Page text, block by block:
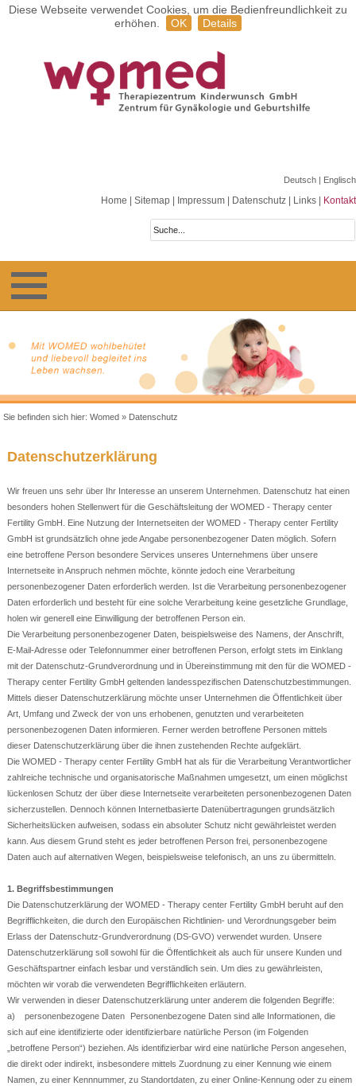
Diese Webseite verwendet Cookies, um die Bedienfreundlichkeit zu
erhöhen.
OK Details
Deutsch | Englisch
Home Sitemap Impressum Datenschutz Links Kontakt
Sie befinden sich hier:Womed » Datenschutz
Datenschutzerklärung
Wir freuen uns sehr über Ihr Interesse an unserem Unternehmen. Datenschutz hat einen
besonders hohen Stellenwert für die Geschäftsleitung der WOMED - Therapy center
Fertility GmbH. Eine Nutzung der Internetseiten der WOMED - Therapy center Fertility
GmbH ist grundsätzlich ohne jede Angabe personenbezogener Daten möglich. Sofern
eine betroffene Person besondere Services unseres Unternehmens über unsere
Internetseite in Anspruch nehmen möchte, könnte jedoch eine Verarbeitung
personenbezogener Daten erforderlich werden. Ist die Verarbeitung personenbezogener
Daten erforderlich und besteht für eine solche Verarbeitung keine gesetzliche Grundlage,
holen wir generell eine Einwilligung der betroffenen Person ein.
Die Verarbeitung personenbezogener Daten, beispielsweise des Namens, der Anschrift,
E-Mail-Adresse oder Telefonnummer einer betroffenen Person, erfolgt stets im Einklang
mit der Datenschutz-Grundverordnung und in Übereinstimmung mit den für die WOMED -
Therapy center Fertility GmbH geltenden landesspezifischen Datenschutzbestimmungen.
Mittels dieser Datenschutzerklärung möchte unser Unternehmen die Öffentlichkeit über
Art, Umfang und Zweck der von uns erhobenen, genutzten und verarbeiteten
personenbezogenen Daten informieren. Ferner werden betroffene Personen mittels
dieser Datenschutzerklärung über die ihnen zustehenden Rechte aufgeklärt.
Die WOMED - Therapy center Fertility GmbH hat als für die Verarbeitung Verantwortlicher
zahlreiche technische und organisatorische Maßnahmen umgesetzt, um einen möglichst
lückenlosen Schutz der über diese Internetseite verarbeiteten personenbezogenen Daten
sicherzustellen. Dennoch können Internetbasierte Datenübertragungen grundsätzlich
Sicherheitslücken aufweisen, sodass ein absoluter Schutz nicht gewährleistet werden
kann. Aus diesem Grund steht es jeder betroffenen Person frei, personenbezogene
Daten auch auf alternativen Wegen, beispielsweise telefonisch, an uns zu übermitteln.
1. Begriffsbestimmungen
Die Datenschutzerklärung der WOMED - Therapy center Fertility GmbH beruht auf den
Begrifflichkeiten, die durch den Europäischen Richtlinien- und Verordnungsgeber beim
Erlass der Datenschutz-Grundverordnung (DS-GVO) verwendet wurden. Unsere
Datenschutzerklärung soll sowohl für die Öffentlichkeit als auch für unsere Kunden und
Geschäftspartner einfach lesbar und verständlich sein. Um dies zu gewährleisten,
möchten wir vorab die verwendeten Begrifflichkeiten erläutern.
Wir verwenden in dieser Datenschutzerklärung unter anderem die folgenden Begriffe:
a) personenbezogene Daten Personenbezogene Daten sind alle Informationen, die
sich auf eine identifizierte oder identifizierbare natürliche Person (im Folgenden
„betroffene Person“) beziehen. Als identifizierbar wird eine natürliche Person angesehen,
die direkt oder indirekt, insbesondere mittels Zuordnung zu einer Kennung wie einem
Namen, zu einer Kennnummer, zu Standortdaten, zu einer Online-Kennung oder zu einem